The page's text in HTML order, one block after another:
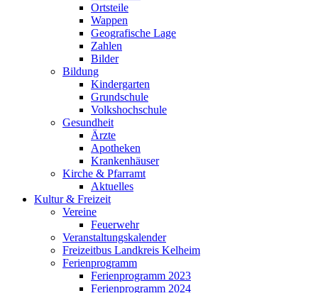
Ortsteile
Wappen
Geografische Lage
Zahlen
Bilder
Bildung
Kindergarten
Grundschule
Volkshochschule
Gesundheit
Ärzte
Apotheken
Krankenhäuser
Kirche & Pfarramt
Aktuelles
Kultur & Freizeit
Vereine
Feuerwehr
Veranstaltungskalender
Freizeitbus Landkreis Kelheim
Ferienprogramm
Ferienprogramm 2023
Ferienprogramm 2024